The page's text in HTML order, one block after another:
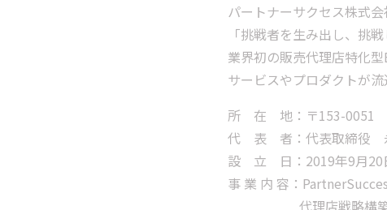
パートナーサクセス株式
「挑戦者を生み出し、挑
業界初の販売代理店特化
サービスやプロダクトが
所 在 地：〒153-0051
代 表 者：代表取締役
設 立 日：2019年9月20
事 業 内 容：
代理店戦略構築コ